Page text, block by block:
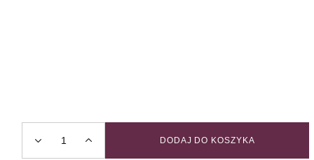
Obroża dla chartów BOTANICA / MUSTARD quantity
DODAJ DO KOSZYKA